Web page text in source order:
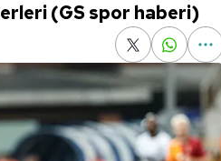
(GS spor haberi)